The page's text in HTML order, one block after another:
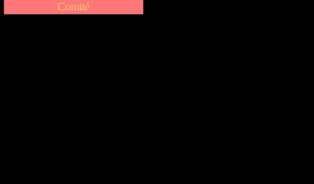
Comité